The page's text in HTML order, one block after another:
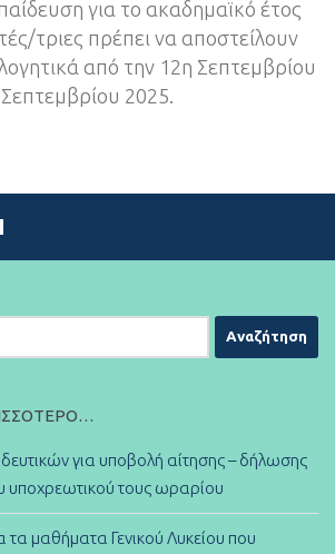
για το ακαδημαϊκό έτος
τριες πρέπει να αποστείλουν
από την 12η Σεπτεμβρίου
2025.
για υποβολή αίτησης – δήλωσης
υποχρεωτικού τους ωραρίου
τα μαθήματα Γενικού Λυκείου που